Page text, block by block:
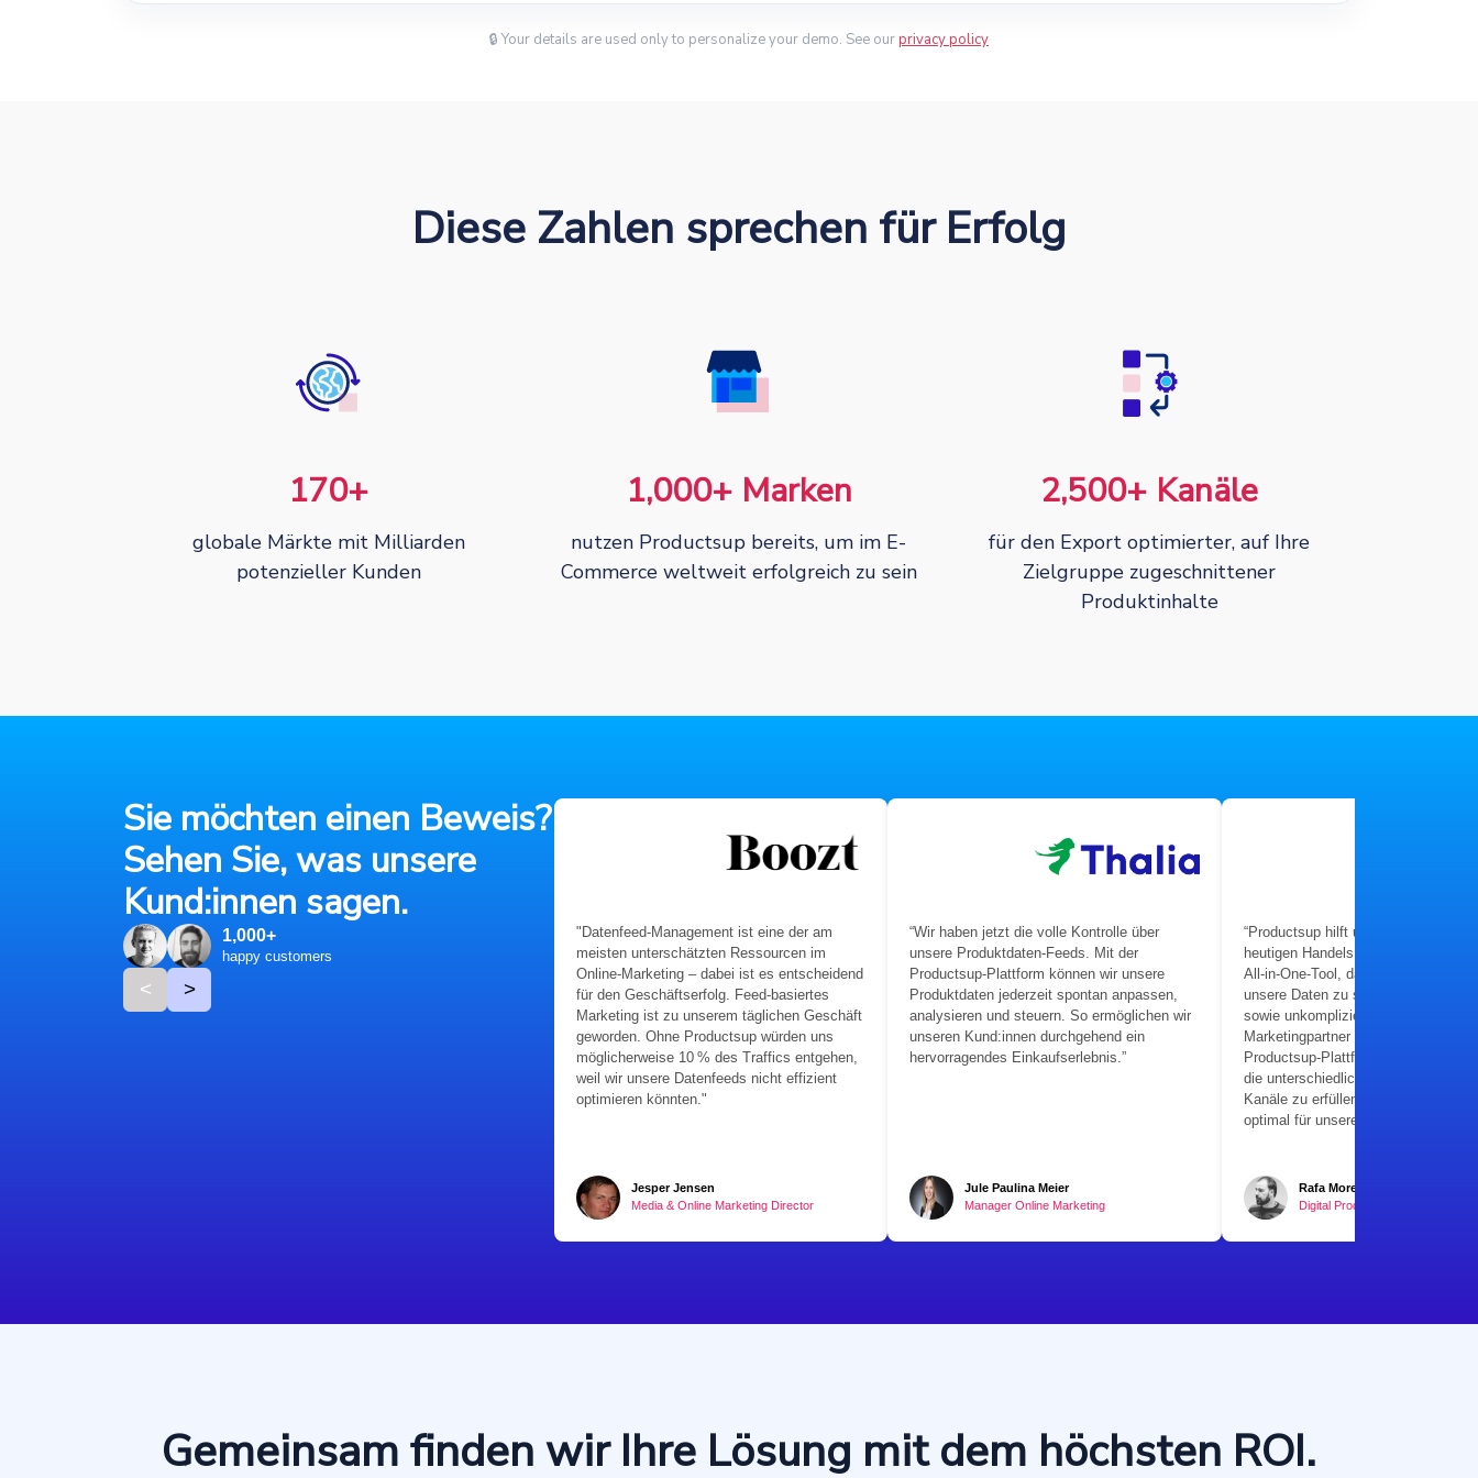
🔒 Your details are used only to personalize your demo. See ourprivacy policy
Diese Zahlen sprechen für Erfolg
170+
globale Märkte mit Milliarden
potenzieller Kunden
1,000+ Marken
nutzen Productsup bereits, um im E-
Commerce weltweit erfolgreich zu sein
2,500+ Kanäle
für den Export optimierter, auf Ihre
Zielgruppe zugeschnittener
Produktinhalte
Sie möchten einen Beweis?
Sehen Sie, was unsere
Kund:innen sagen.
1,000+
happy customers
< >
"Datenfeed-Management ist eine der am
meisten unterschätzten Ressourcen im
Online-Marketing – dabei ist es entscheidend
für den Geschäftserfolg. Feed-basiertes
Marketing ist zu unserem täglichen Geschäft
geworden. Ohne Productsup würden uns
möglicherweise 10 % des Traffics entgehen,
weil wir unsere Datenfeeds nicht effizient
optimieren könnten."
Jesper Jensen
Media & Online Marketing Director
“Wir haben jetzt die volle Kontrolle über
unsere Produktdaten-Feeds. Mit der
Productsup-Plattform können wir unsere
Produktdaten jederzeit spontan anpassen,
analysieren und steuern. So ermöglichen wir
unseren Kund:innen durchgehend ein
hervorragendes Einkaufserlebnis.”
Jule Paulina Meier
Manager Online Marketing
“Productsup hilft uns, die
heutigen Handels zu meistern – mit
All-in-One-Tool, das es uns
unsere Daten zu strukturieren und
sowie unkompliziert für unsere
Marketingpartner aufzubereiten.
Productsup-Plattform wäre es sehr
die unterschiedlichen Anforderungen
Kanäle zu erfüllen und unsere
optimal für unsere Kund:innen
Rafa Moreno
Digital Product Owner
Gemeinsam finden wir Ihre Lösung mit dem höchsten ROI.